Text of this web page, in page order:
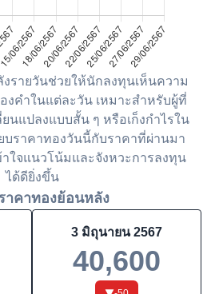
รายวันช่วยให้นักลงทุนเห็นความ
งคำในแต่ละวัน เหมาะสำหรับผู้ที่
นแปลงแบบสั้น ๆ หรือเก็งกำไรใน
บราคาทองวันนี้กับราคาที่ผ่านมา
าใจแนวโน้มและจังหวะการลงทุน
ได้ดียิ่งขึ้น
าคาทองย้อนหลัง
3 มิถุนายน 2567
40,600